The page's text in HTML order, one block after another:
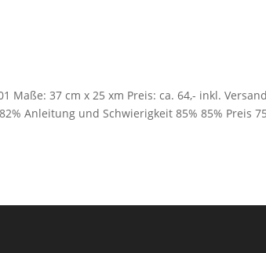
Maße: 37 cm x 25 xm Preis: ca. 64,- inkl. Versand
Anleitung und Schwierigkeit 85% 85% Preis